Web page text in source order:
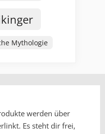
Mythologie
werden über
Es steht dir frei,